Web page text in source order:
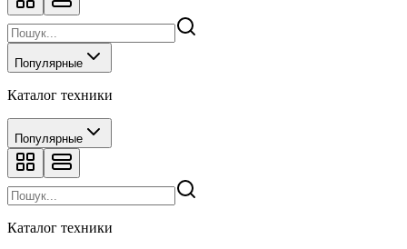
Популярные
Каталог техники
Популярные
Каталог техники